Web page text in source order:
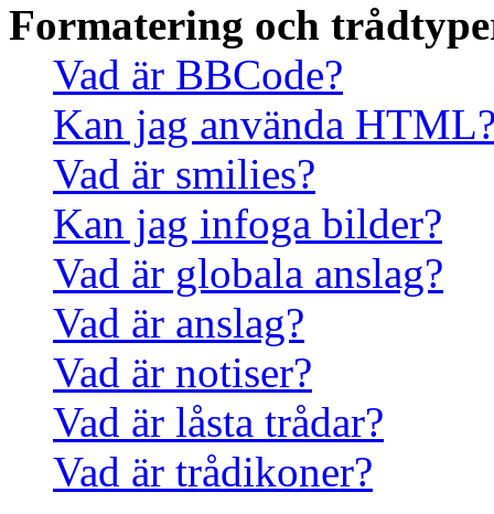
Formatering och
Vad är BBCode?
Kan jag använda
Vad är smilies?
Kan jag infoga bilder?
Vad är globala anslag?
Vad är anslag?
Vad är notiser?
Vad är låsta trådar?
Vad är trådikoner?